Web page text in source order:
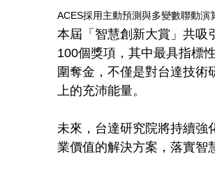
ACES採用主動預測與多變數聯動
本屆「智慧創新大賞」共吸
100個獎項，其中最具指標
圍奪金，不僅是對台達技術
上的充沛能量。
未來，台達研究院將持續強
業價值的解決方案，落實智